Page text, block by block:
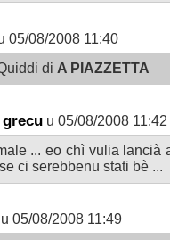
05/08/2008 11:40
di A PIAZZETTA
u 05/08/2008 11:42
... eo chì vulia lancià
ci serebbenu stati bè ...
u 05/08/2008 11:49